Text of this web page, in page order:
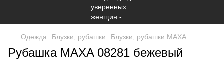
Одежда Блузки, рубашки Блузки, рубашки МАХА
Рубашка MAXA 08281 бежевый